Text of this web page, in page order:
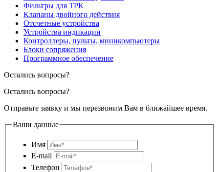
Фильтры для ТРК
Клапаны двойного действия
Отсчетные устройства
Устройства индикации
Контроллеры, пульты, миникомпьютеры
Блоки сопряжения
Программное обеспечение
Остались вопросы?
Остались вопросы?
Отправьте заявку и мы перезвоним Вам в ближайшее время.
Ваши данные
Имя
E-mail
Телефон